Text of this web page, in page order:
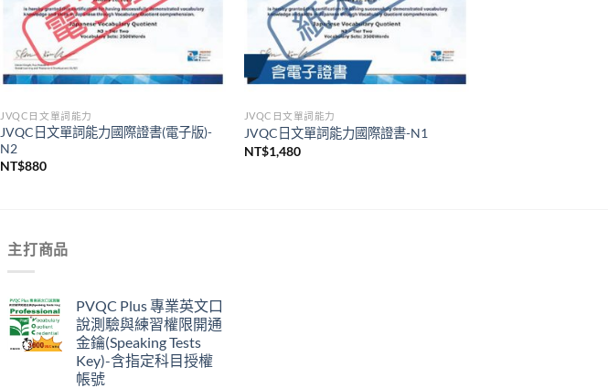
JVQC日文單詞能力
JVQC日文單詞能力國際證書(電子版)-
N2
NT$880
JVQC日文單詞能力
JVQC日文單詞能力國際證書-N1
NT$1,480
主打商品
PVQC Plus 專業英文口
說測驗與練習權限開通
金鑰(Speaking Tests
Key)-含指定科目授權
帳號